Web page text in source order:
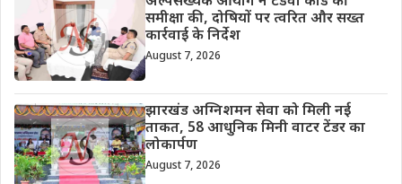
समीक्षा की, दोषियों पर त्वरित और सख्त
कार्रवाई के निर्देश
August 7, 2026
झारखंड अग्निशमन सेवा को मिली नई
ताकत, 58 आधुनिक मिनी वाटर टेंडर का
लोकार्पण
August 7, 2026